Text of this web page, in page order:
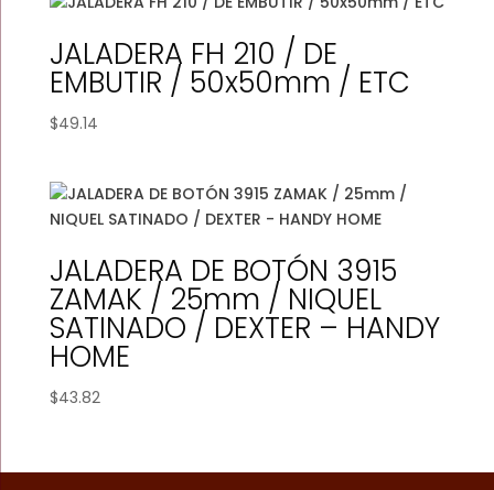
JALADERA FH 210 / DE
EMBUTIR / 50x50mm / ETC
$49.14
JALADERA DE BOTÓN 3915
ZAMAK / 25mm / NIQUEL
SATINADO / DEXTER – HANDY
HOME
$43.82